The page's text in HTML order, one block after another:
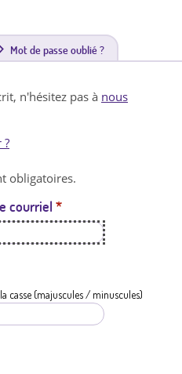
Mot de passe oublié ?
n'hésitez pas à nous
?
obligatoires.
courriel *
casse (majuscules / minuscules)